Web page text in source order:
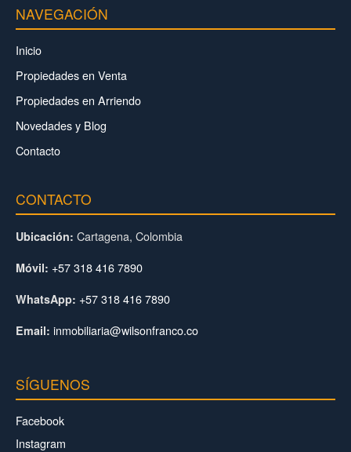
NAVEGACIÓN
Inicio
Propiedades en Venta
Propiedades en Arriendo
Novedades y Blog
Contacto
CONTACTO
Ubicación: Cartagena, Colombia
Móvil: +57 318 416 7890
WhatsApp: +57 318 416 7890
Email: inmobiliaria@wilsonfranco.co
SÍGUENOS
Facebook
Instagram